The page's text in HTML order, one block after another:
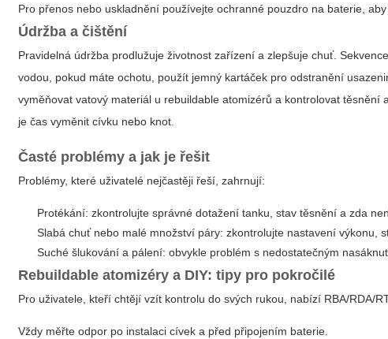
Pro přenos nebo uskladnění používejte ochranné pouzdro na baterie,
Údržba a čištění
Pravidelná údržba prodlužuje životnost zařízení a zlepšuje chuť.
vodou, pokud máte ochotu, použít jemný kartáček pro odstranění
vyměňovat vatový materiál u rebuildable atomizérů a kontrolovat
je čas vyměnit cívku nebo knot.
Časté problémy a jak je řešit
Problémy, které uživatelé nejčastěji řeší, zahrnují:
Protékání: zkontrolujte správné dotažení tanku, stav těsnění a zda
Slabá chuť nebo malé množství páry: zkontrolujte nastavení výkonu,
Suché šlukování a pálení: obvykle problém s nedostatečným
Rebuildable atomizéry a DIY: tipy pro pokročilé
Pro uživatele, kteří chtějí vzít kontrolu do svých rukou, nabízí RBA/RDA/
Vždy měřte odpor po instalaci cívek a před připojením baterie.